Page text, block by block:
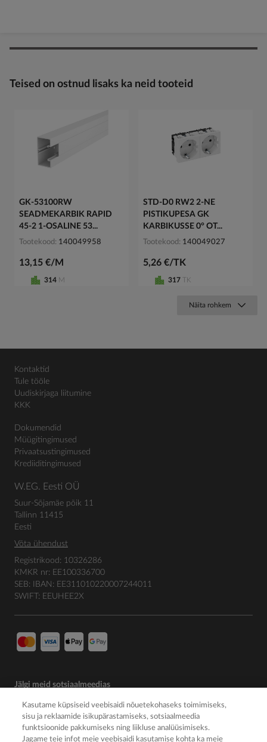
Teised on ostnud lisaks ka neid tooteid
GK-53100RW
SEADMEKARBIK RAPID
45-2 1-OSALINE 53...
Tootekood 140049958
13,15 €/M
314 M
STD-D0 RW2 2-NE
PISTIKUPESA GK
KARBIKUSSE 0° OT...
Tootekood 140049027
5,26 €/TK
317 TK
Näita rohkem
Kontaktid
Tule tööle
Uudiskirjaga liitumine
KKK
Dokumendid
Müügitingimused
Privaatsustingimused
Krediiditingimused
W.EG. Eesti OÜ
Suur-Sõjamäe põik 11
Tallinn 11415
Eesti
Võta ühendust
Registrikood: 10326286
KMKR nr: EE100336700
SEB: IBAN: EE311010220007244011
SWIFT: EEUHEE2X
Jälgi meid sotsiaalmeedias
Kasutame küpsiseid veebisaidi nõuetekohaseks toimimiseks,
sisu ja reklaamide isikupärastamiseks, sotsiaalmeedia
funktsioonide pakkumiseks ning liikluse analüüsimiseks.
Jagame teie infot meie veebisaidi kasutamise kohta ka meie